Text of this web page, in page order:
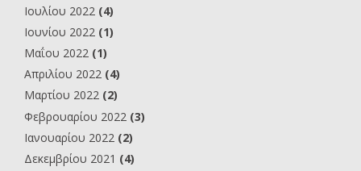
Ιουλίου 2022 (4)
Ιουνίου 2022 (1)
Μαΐου 2022 (1)
Απριλίου 2022 (4)
Μαρτίου 2022 (2)
Φεβρουαρίου 2022 (3)
Ιανουαρίου 2022 (2)
Δεκεμβρίου 2021 (4)